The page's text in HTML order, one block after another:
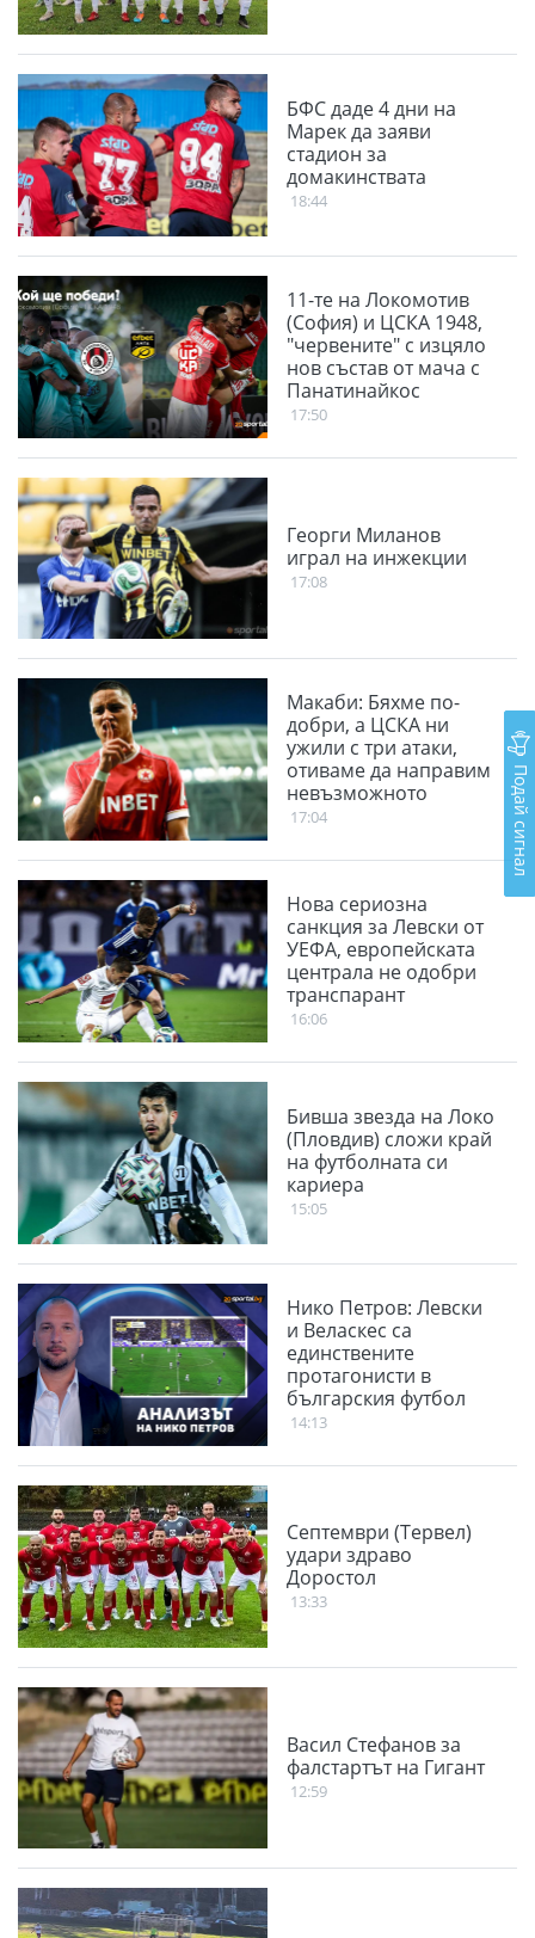
БФС даде 4 дни на
Марек да заяви
стадион за
домакинствата
18:44
11-те на Локомотив
(София) и ЦСКА 1948,
"червените" с изцяло
нов състав от мача с
Панатинайкос
17:50
Георги Миланов
играл на инжекции
17:08
Макаби: Бяхме по-
добри, а ЦСКА ни
ужили с три атаки,
отиваме да направим
невъзможното
17:04
Нова сериозна
санкция за Левски от
УЕФА, европейската
централа не одобри
транспарант
16:06
Бивша звезда на Локо
(Пловдив) сложи край
на футболната си
кариера
15:05
Нико Петров: Левски
и Веласкес са
единствените
протагонисти в
българския футбол
14:13
Септември (Тервел)
удари здраво
Доростол
13:33
Васил Стефанов за
фалстартът на Гигант
12:59
Подай сигнал